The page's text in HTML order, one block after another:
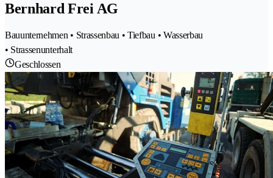
Bernhard Frei AG
Bauunternehmen • Strassenbau • Tiefbau • Wasserbau
• Strassenunterhalt
Geschlossen